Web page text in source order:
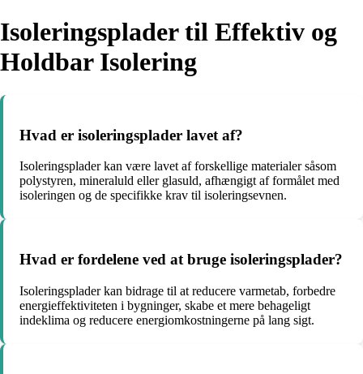
Isoleringsplader til Effektiv og
Holdbar Isolering
Hvad er isoleringsplader lavet af?
Isoleringsplader kan være lavet af forskellige materialer såsom
polystyren, mineraluld eller glasuld, afhængigt af formålet med
isoleringen og de specifikke krav til isoleringsevnen.
Hvad er fordelene ved at bruge isoleringsplader?
Isoleringsplader kan bidrage til at reducere varmetab, forbedre
energieffektiviteten i bygninger, skabe et mere behageligt
indeklima og reducere energiomkostningerne på lang sigt.